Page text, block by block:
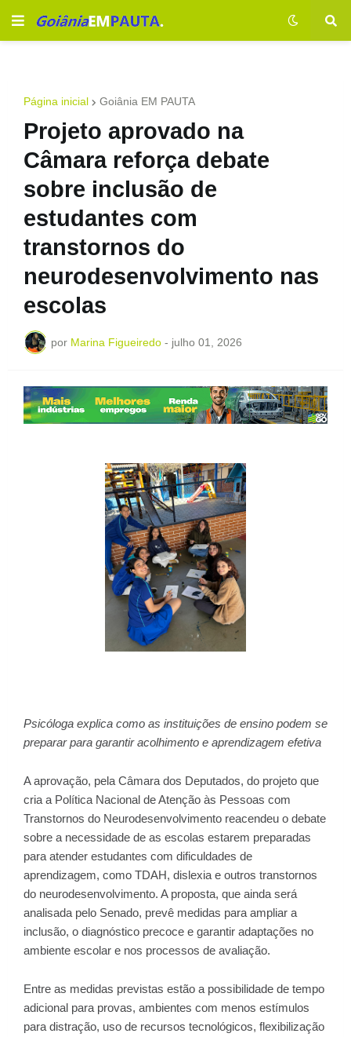
Página inicial Goiânia EM PAUTA
Projeto aprovado na
Câmara reforça debate
sobre inclusão de
estudantes com
transtornos do
neurodesenvolvimento nas
escolas
por Marina Figueiredo - julho 01, 2026
Psicóloga explica como as instituições de ensino podem se
preparar para garantir acolhimento e aprendizagem efetiva
A aprovação, pela Câmara dos Deputados, do projeto que
cria a Política Nacional de Atenção às Pessoas com
Transtornos do Neurodesenvolvimento reacendeu o debate
sobre a necessidade de as escolas estarem preparadas
para atender estudantes com dificuldades de
aprendizagem, como TDAH, dislexia e outros transtornos
do neurodesenvolvimento. A proposta, que ainda será
analisada pelo Senado, prevê medidas para ampliar a
inclusão, o diagnóstico precoce e garantir adaptações no
ambiente escolar e nos processos de avaliação.
Entre as medidas previstas estão a possibilidade de tempo
adicional para provas, ambientes com menos estímulos
para distração, uso de recursos tecnológicos, flexibilização